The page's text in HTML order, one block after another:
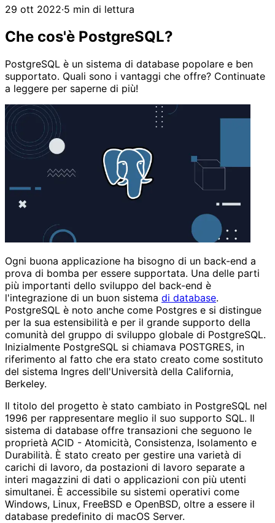
29 ott 2022·5 min di lettura
Che cos'è PostgreSQL?
PostgreSQL è un sistema di database popolare e ben
supportato. Quali sono i vantaggi che offre? Continuate
a leggere per saperne di più!
Ogni buona applicazione ha bisogno di un back-end a
prova di bomba per essere supportata. Una delle parti
più importanti dello sviluppo del back-end è
l'integrazione di un buon sistema di database.
PostgreSQL è noto anche come Postgres e si distingue
per la sua estensibilità e per il grande supporto della
comunità del gruppo di sviluppo globale di PostgreSQL.
Inizialmente PostgreSQL si chiamava POSTGRES, in
riferimento al fatto che era stato creato come sostituto
del sistema Ingres dell'Università della California,
Berkeley.
Il titolo del progetto è stato cambiato in PostgreSQL nel
1996 per rappresentare meglio il suo supporto SQL. Il
sistema di database offre transazioni che seguono le
proprietà ACID - Atomicità, Consistenza, Isolamento e
Durabilità. È stato creato per gestire una varietà di
carichi di lavoro, da postazioni di lavoro separate a
interi magazzini di dati o applicazioni con più utenti
simultanei. È accessibile su sistemi operativi come
Windows, Linux, FreeBSD e OpenBSD, oltre a essere il
database predefinito di macOS Server.